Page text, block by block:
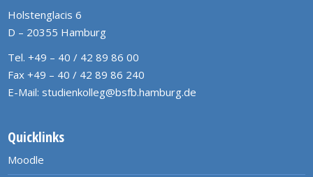
Holstenglacis 6
D – 20355 Hamburg
Tel. +49 – 40 / 42 89 86 00
Fax +49 – 40 / 42 89 86 240
E-Mail: studienkolleg@bsfb.hamburg.de
Quicklinks
Moodle